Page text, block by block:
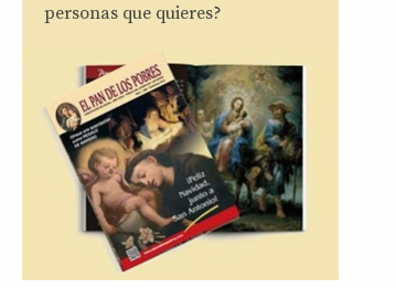
personas que quieres?